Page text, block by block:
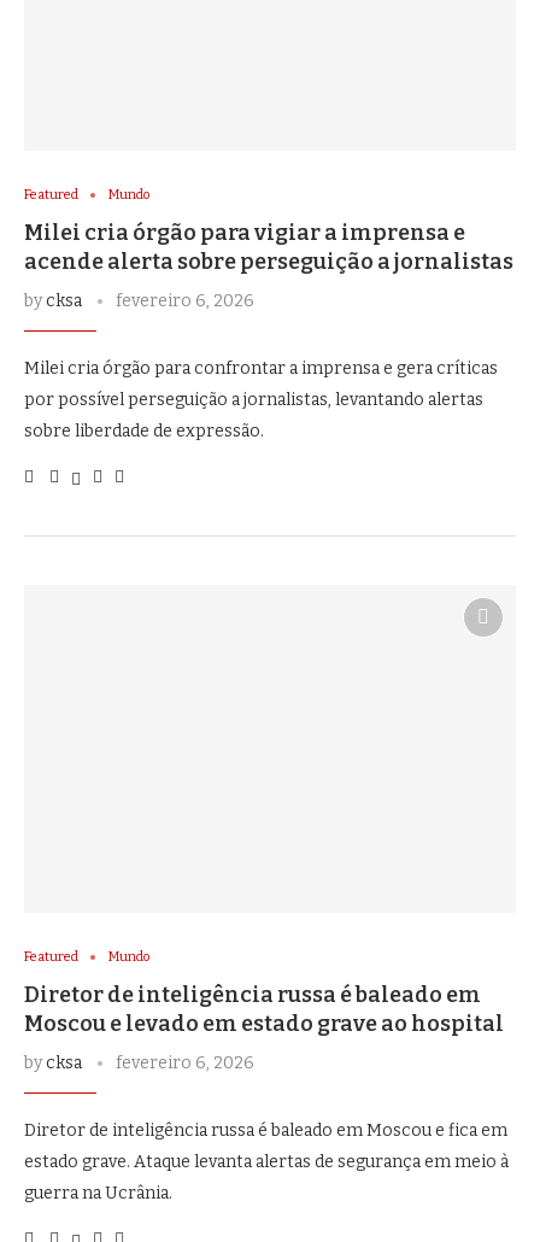
Featured Mundo
Milei cria órgão para vigiar a imprensa e
acende alerta sobre perseguição a jornalistas
bycksa fevereiro 6, 2026
Milei cria órgão para confrontar a imprensa e gera críticas
por possível perseguição a jornalistas, levantando alertas
sobre liberdade de expressão.
Featured Mundo
Diretor de inteligência russa é baleado em
Moscou e levado em estado grave ao hospital
bycksa fevereiro 6, 2026
Diretor de inteligência russa é baleado em Moscou e fica em
estado grave. Ataque levanta alertas de segurança em meio à
guerra na Ucrânia.